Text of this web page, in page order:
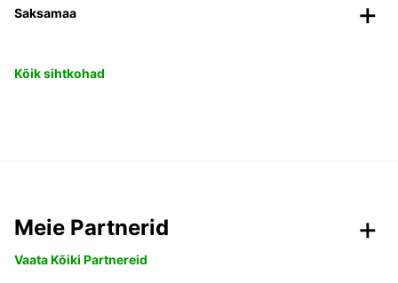
Saksamaa
Kõik sihtkohad
Meie Partnerid
Vaata Kõiki Partnereid